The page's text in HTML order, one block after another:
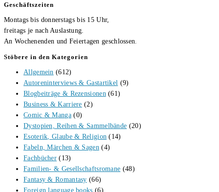
Geschäftszeiten
Montags bis donnerstags bis 15 Uhr,
freitags je nach Auslastung.
An Wochenenden und Feiertagen geschlossen.
Stöbere in den Kategorien
Allgemein (612)
Autoreninterviews & Gastartikel (9)
Blogbeiträge & Rezensionen (61)
Business & Karriere (2)
Comic & Manga (0)
Dystopien, Reihen & Sammelbände (20)
Esoterik, Glaube & Religion (14)
Fabeln, Märchen & Sagen (4)
Fachbücher (13)
Familien- & Gesellschaftsromane (48)
Fantasy & Romantasy (66)
Foreign language books (6)